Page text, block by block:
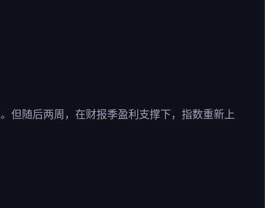
但随后两周，在财报季盈利支撑下，指数重新上